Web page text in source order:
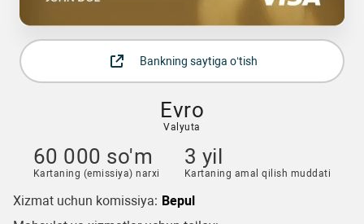
Bankning saytiga o‘tish
Evro
Valyuta
60 000 so'm
Kartaning (emissiya) narxi
3 yil
Kartaning amal qilish muddati
Xizmat uchun komissiya: Bepul